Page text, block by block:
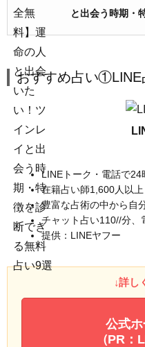
と出会う時期・
おすすめ占い①LINE
LINEトーク・電話で
在籍占い師1,600人以上
豊富な占術の中から自
チャット占い110//分、
提供：LINEヤフー
↓詳し
公式
（PR：